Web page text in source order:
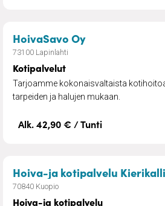
HoivaSavo Oy– Kotipalvelut
73100 Lapinlahti
Kotipalvelut
Tarjoamme kokonaisvaltaista
tarpeiden ja halujen mukaan.
Alk. 42,90 € / Tunti
Hoiva-ja kotipalvelu
70840 Kuopio
Hoiva-ja kotipalvelu